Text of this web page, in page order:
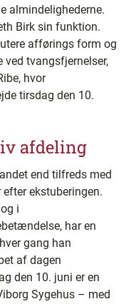
almindelighederne.
Birk sin funktion.
afførings form og
ved tvangsfjernelser,
hvor
tirsdag den 10.
afdeling
end tilfreds med
ekstuberingen.
i
har en
gang han
af dagen
den 10. juni er en
Sygehus – med